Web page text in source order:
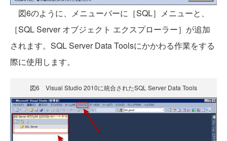
図6のように、メニューバーに［SQL］メニューと、
［SQL Server オブジェクト エクスプローラー］が追加
されます。SQL Server Data Toolsにかかわる作業をする
際に使用します。
図6 Visual Studio 2010に統合されたSQL Server Data Tools